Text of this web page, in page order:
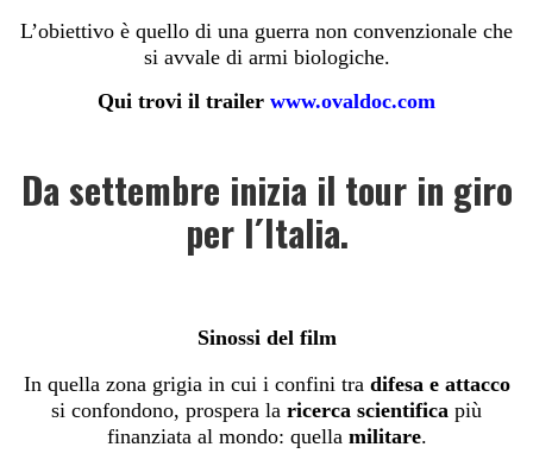
L’obiettivo è quello di una guerra non convenzionale che
si avvale di armi biologiche.
Qui trovi il trailer www.ovaldoc.com
Da settembre inizia il tour in giro
per l´Italia.
Sinossi del film
In quella zona grigia in cui i confini tra difesa e attacco
si confondono, prospera la ricerca scientifica più
finanziata al mondo: quella militare.